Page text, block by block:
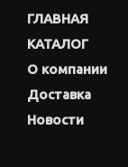
ГЛАВНАЯ
КАТАЛОГ
О компании
Доставка
Новости